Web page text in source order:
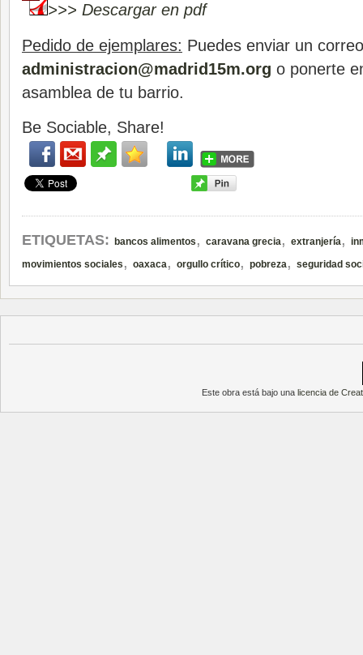
>>> Descargar en pdf
Pedido de ejemplares: Puedes enviar un
administracion@madrid15m.org o ponerte
asamblea de tu barrio.
Be Sociable, Share!
ETIQUETAS: bancos alimentos , caravana grecia, extranjería,
movimientos sociales , oaxaca, orgullo crítico, pobreza, seguridad
Este obra está bajo unalicencia de